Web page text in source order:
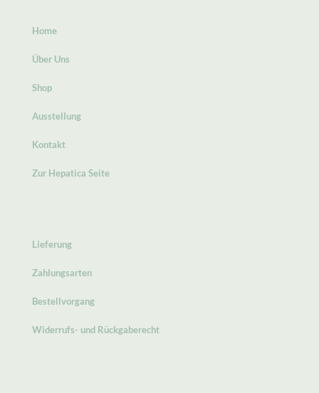
Home
Über Uns
Shop
Ausstellung
Kontakt
Zur Hepatica Seite
Lieferung
Zahlungsarten
Bestellvorgang
Widerrufs- und Rückgaberecht